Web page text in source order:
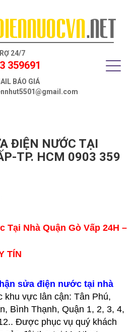
24/7
359691
BÁO GIÁ
ĐIỆN NƯỚC TẠI
TP. HCM 0903 359
Nhà Quận Gò Vấp 24H –
TÍN
sửa điện nước tại nhà
khu vực lân cận: Tân Phú,
Bình Thạnh, Quận 1, 2, 3, 4,
Được phục vụ quý khách